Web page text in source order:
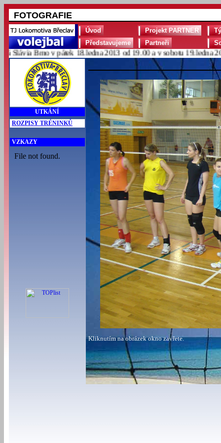
FOTOGRAFIE
Úvod Projekt PARTNER
Představujeme
Partneři
Brno v pátek 18.ledna 2013 od 19.00 a v sobotu 19.ledna 2013
UTKÁNÍ
ROZPISY TRÉNINKŮ
VZKAZY
Kliknutím na obrázek okno zavřete.